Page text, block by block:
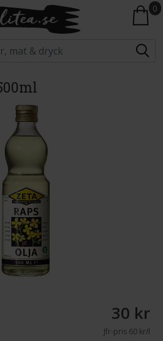
0
30 kr
Jfr-pris60 kr/l